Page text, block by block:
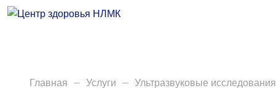
Анализы
Главная Услуги Ультразвуковые исследования